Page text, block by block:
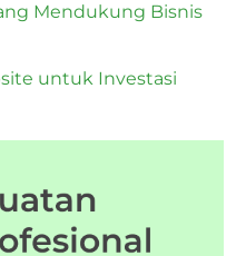
Mendukung Bisnis
untuk Investasi